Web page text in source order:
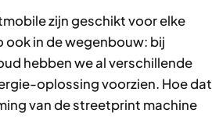
zijn geschikt voor elke
ook in de wegenbouw: bij
hebben we al verschillende
oplossing voorzien. Hoe dat
van de streetprint machine